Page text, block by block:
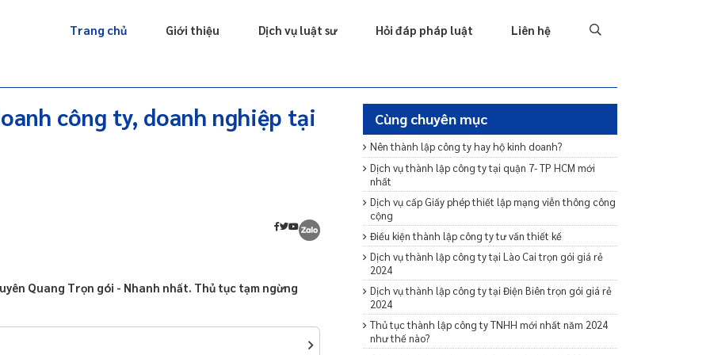
Trang chủ Giới thiệu Dịch vụ luật sư Hỏi đáp pháp luật Liên hệ Hôn nhân & Gia đình
công ty, doanh nghiệp tại
Quang Trọn gói - Nhanh nhất. Thủ tục tạm ngừng
Cùng chuyên mục
Nên thành lập công ty hay hộ kinh doanh?
Dịch vụ thành lập công ty tại quận 7- TP HCM mới
nhất
Dịch vụ cấp Giấy phép thiết lập mạng viễn thông công
cộng
Điều kiện thành lập công ty tư vấn thiết kế
Dịch vụ thành lập công ty tại Lào Cai trọn gói giá rẻ
2024
Dịch vụ thành lập công ty tại Điện Biên trọn gói giá rẻ
2024
Thủ tục thành lập công ty TNHH mới nhất năm 2024
như thế nào?